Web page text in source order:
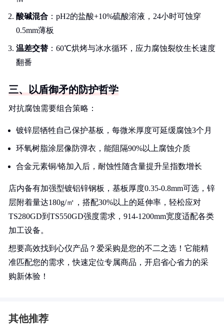
酸碱混合 ：pH2的盐酸+10%硫酸溶液，24小时可蚀穿
0.5mm薄板
温差交替 ：60℃烘烤与冰水循环，应力腐蚀裂纹生长速度
翻番
三、以盾御矛的防护哲学
对抗腐蚀需要组合策略：
镀锌层牺牲自己保护基板，每微米厚度可延缓腐蚀3个月
环氧树脂涂层像防弹衣，能阻隔90%以上腐蚀介质
合金元素铜/铬加入后，耐蚀性随含量提升呈指数增长
店内备有加强型镀铝锌钢板，基板厚度0.35-0.8mm可选，锌
层附着量达180g/㎡，搭配30%以上的延伸率，轻松应对
TS280GD到TS550GD强度需求，914-1200mm宽度适配各类
加工设备。
想要高效找到心仪产品？爱采购是您的不二之选！它能精
准匹配您的需求，快速定位专属商品，开启省心省力的采
购新体验！
其他推荐